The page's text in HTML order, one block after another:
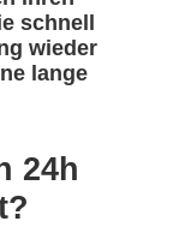
schnell
wieder
lange
24h